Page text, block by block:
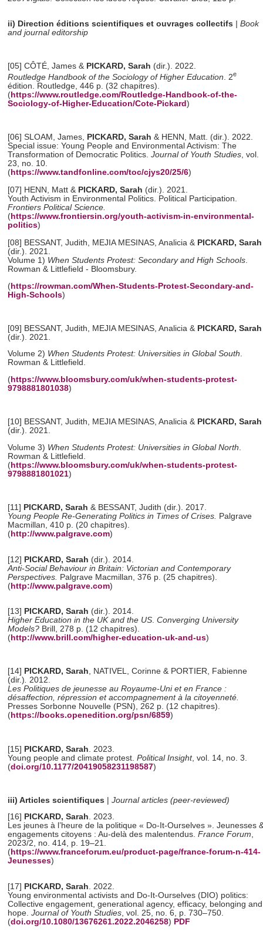
ii) Direction éditions scientifiques et ouvrages collectifs
Book
and journal editorship
[05] CÔTÉ, James & PICKARD, Sarah (dir.). 2022.
Routledge Handbook of the Sociology of Higher Education . 2e
édition. Routledge, 446 p. (32 chapitres).
(https://www.routledge.com/Routledge-Handbook-of-the-
Sociology-of-Higher-Education/Cote-Pickard )
[06] SLOAM, James, PICKARD, Sarah & HENN, Matt. (dir.). 2022.
Special issue: Young People and Environmental Activism: The
Transformation of Democratic Politics. Journal of Youth Studies, vol.
23, no. 10.
(https://www.tandfonline.com/toc/cjys20/25/6)
[07] HENN, Matt & PICKARD, Sarah (dir.). 2021.
Youth Activism in Environmental Politics. Political Participation.
Frontiers Political Science.
(https://www.frontiersin.org/youth-activism-in-environmental-
politics)
[08] BESSANT, Judith, MEJIA MESINAS, Analicia & PICKARD, Sarah
(dir.). 2021.
Volume 1) When Students Protest: Secondary and High Schools.
Rowman & Littlefield - Bloomsbury.
(https://rowman.com/When-Students-Protest-Secondary-and-
High-Schools)
[09] BESSANT, Judith, MEJIA MESINAS, Analicia & PICKARD, Sarah
(dir.). 2021.
Volume 2) When Students Protest: Universities in Global South.
Rowman & Littlefield.
(https://www.bloomsbury.com/uk/when-students-protest-
9798881801038)
[10] BESSANT, Judith, MEJIA MESINAS, Analicia & PICKARD, Sarah
(dir.). 2021.
Volume 3) When Students Protest: Universities in Global North
Rowman & Littlefield.
(https://www.bloomsbury.com/uk/when-students-protest-
9798881801021)
[11] PICKARD, Sarah & BESSANT, Judith (dir.). 2017.
Young People Re-Generating Politics in Times of Crises.
Palgrave
Macmillan, 410 p. (20 chapitres).
(http://www.palgrave.com)
[12] PICKARD, Sarah (dir.). 2014.
Anti-Social Behaviour in Britain: Victorian and Contemporary
Perspectives. Palgrave Macmillan, 376 p. (25 chapitres).
(http://www.palgrave.com)
[13] PICKARD, Sarah (dir.). 2014.
Higher Education in the UK and the US. Converging University
Models? Brill, 278 p. (12 chapitres).
(http://www.brill.com/higher-education-uk-and-us)
[14] PICKARD, Sarah, NATIVEL, Corinne & PORTIER, Fabienne
(dir.). 2012.
Les Politiques de jeunesse au Royaume-Uni et en France :
désaffection, répression et accompagnement à la citoyenneté.
Presses Sorbonne Nouvelle (PSN), 262 p. (12 chapitres).
(https://books.openedition.org/psn/6859)
[15] PICKARD, Sarah . 2023.
Young people and climate protest. Political Insight, vol. 14, no. 3.
(doi.org/10.1177/20419058231198587)
iii) Articles scientifiques | Journal articles (peer-reviewed)
[16] PICKARD, Sarah. 2023.
Les jeunes à l’heure de la politique « Do-It-Ourselves ». Jeunesses
engagements citoyens : Au-delà des malentendus. France Forum,
2023/2, no. 414, p. 19–21.
(https://www.franceforum.eu/product-page/france-forum-n-414-
Jeunesses)
[17] PICKARD, Sarah . 2022.
Young environmental activists and Do-It-Ourselves (DIO) politics:
Collective engagement, generational agency, efficacy, belonging and
hope. Journal of Youth Studies , vol. 25, no. 6, p. 730–750.
(doi.org/10.1080/13676261.2022.2046258) PDF